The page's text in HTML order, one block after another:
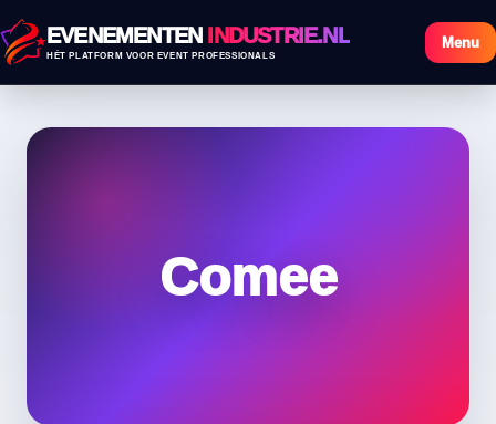
EVENEMENTEN INDUSTRIE.NL
HÉT PLATFORM VOOR EVENT PROFESSIONALS
Menu
Comee